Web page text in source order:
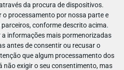
da procura de dispositivos.
o processamento por nossa parte e
conforme descrito acima.
a informações mais pormenorizadas
antes de consentir ou recusar o
que algum processamento dos
não exigir o seu consentimento, mas
23